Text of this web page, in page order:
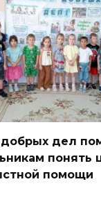
дел
понять
помощи